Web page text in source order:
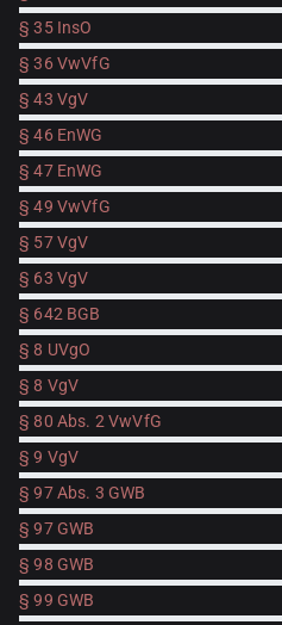
§ 35 InsO
§ 36 VwVfG
§ 43 VgV
§ 46 EnWG
§ 47 EnWG
§ 49 VwVfG
§ 57 VgV
§ 63 VgV
§ 642 BGB
§ 8 UVgO
§ 8 VgV
§ 80 Abs. 2 VwVfG
§ 9 VgV
§ 97 Abs. 3 GWB
§ 97 GWB
§ 98 GWB
§ 99 GWB